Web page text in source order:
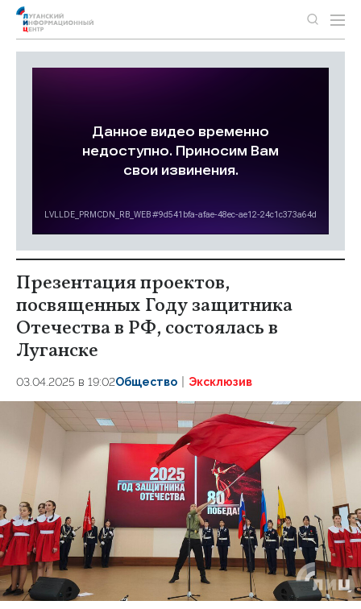
Презентация проектов,
посвященных Году защитника
Отечества в РФ, состоялась в
Луганске
03.04.2025 в 19:02Общество Эксклюзив